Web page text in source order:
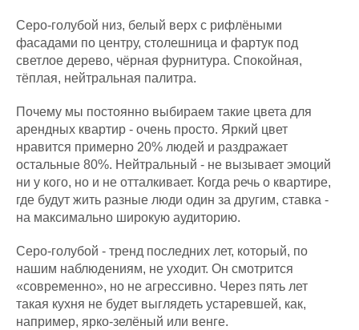
Серо-голубой низ, белый верх с рифлёными
фасадами по центру, столешница и фартук под
светлое дерево, чёрная фурнитура. Спокойная,
тёплая, нейтральная палитра.
Почему мы постоянно выбираем такие цвета для
арендных квартир - очень просто. Яркий цвет
нравится примерно 20% людей и раздражает
остальные 80%. Нейтральный - не вызывает эмоций
ни у кого, но и не отталкивает. Когда речь о квартире,
где будут жить разные люди один за другим, ставка -
на максимально широкую аудиторию.
Серо-голубой - тренд последних лет, который, по
нашим наблюдениям, не уходит. Он смотрится
«современно», но не агрессивно. Через пять лет
такая кухня не будет выглядеть устаревшей, как,
например, ярко-зелёный или венге.